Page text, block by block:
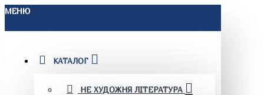
МЕНЮ
КАТАЛОГ
НЕ ХУДОЖНЯ ЛІТЕРАТУРА